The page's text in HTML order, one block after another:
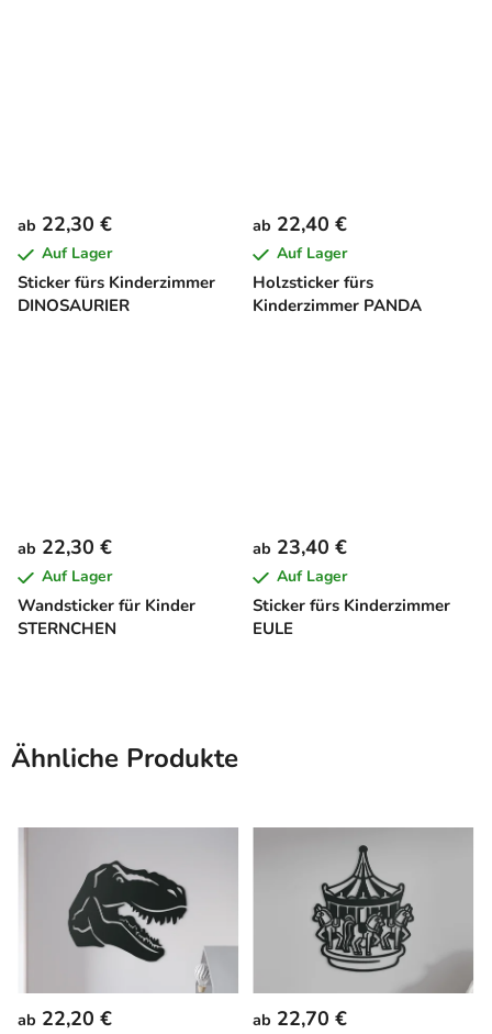
Sticker fürs Kinderzimmer
DINOSAURIER
ab 22,30 €
Auf Lager
Holzsticker fürs
Kinderzimmer PANDA
ab 22,40 €
Auf Lager
Wandsticker für Kinder
STERNCHEN
ab 22,30 €
Auf Lager
Sticker fürs Kinderzimmer
EULE
ab 23,40 €
Auf Lager
Ähnliche Produkte
ab 22,20 € ab 22,70 €